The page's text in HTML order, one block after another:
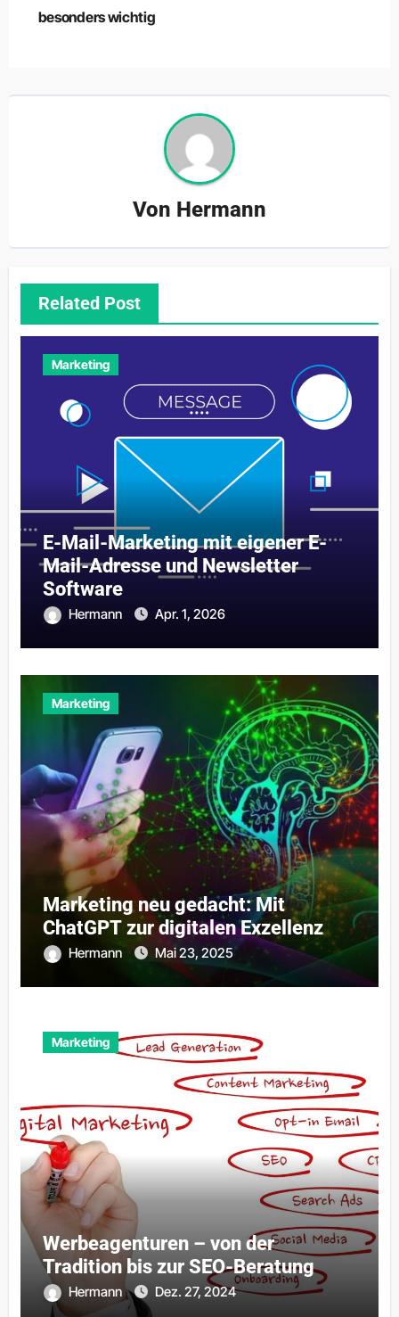
besonders wichtig
Von Hermann
Related Post
Marketing
E-Mail-Marketing mit eigener E-
Mail-Adresse und Newsletter
Software
Hermann Apr. 1, 2026
Marketing
Marketing neu gedacht: Mit
ChatGPT zur digitalen Exzellenz
Hermann Mai 23, 2025
Marketing
Werbeagenturen – von der
Tradition bis zur SEO-Beratung
Hermann Dez. 27, 2024